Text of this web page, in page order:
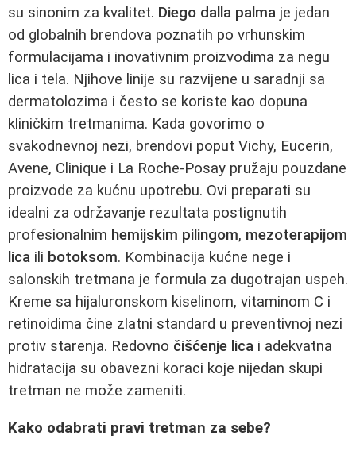
su sinonim za kvalitet. Diego dalla palma je jedan
od globalnih brendova poznatih po vrhunskim
formulacijama i inovativnim proizvodima za negu
lica i tela. Njihove linije su razvijene u saradnji sa
dermatolozima i često se koriste kao dopuna
kliničkim tretmanima. Kada govorimo o
svakodnevnoj nezi, brendovi poput Vichy, Eucerin,
Avene, Clinique i La Roche-Posay pružaju pouzdane
proizvode za kućnu upotrebu. Ovi preparati su
idealni za održavanje rezultata postignutih
profesionalnim hemijskim pilingom, mezoterapijom
lica ili botoksom. Kombinacija kućne nege i
salonskih tretmana je formula za dugotrajan uspeh.
Kreme sa hijaluronskom kiselinom, vitaminom C i
retinoidima čine zlatni standard u preventivnoj nezi
protiv starenja. Redovno čišćenje lica i adekvatna
hidratacija su obavezni koraci koje nijedan skupi
tretman ne može zameniti.
Kako odabrati pravi tretman za sebe?